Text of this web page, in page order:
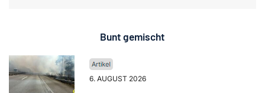
Bunt gemischt
6. AUGUST 2026